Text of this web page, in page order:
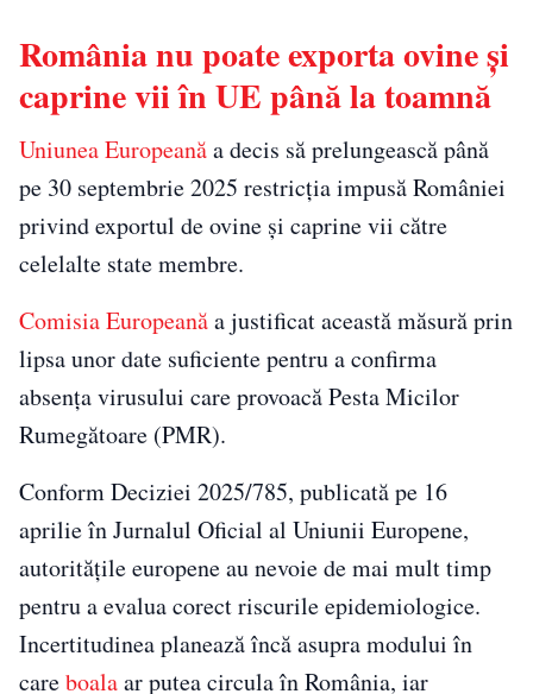
România nu poate exporta ovine și
caprine vii în UE până la toamnă
Uniunea Europeanăa decis să prelungească până
pe 30 septembrie 2025 restricția impusă României
privind exportul de ovine și caprine vii către
celelalte state membre.
Comisia Europeanăa justificat această măsură prin
lipsa unor date suficiente pentru a confirma
absența virusului care provoacă Pesta Micilor
Rumegătoare (PMR).
Conform Deciziei 2025/785, publicată pe 16
aprilie în Jurnalul Oficial al Uniunii Europene,
autoritățile europene au nevoie de mai mult timp
pentru a evalua corect riscurile epidemiologice.
Incertitudinea planează încă asupra modului în
careboalaar putea circula în România, iar